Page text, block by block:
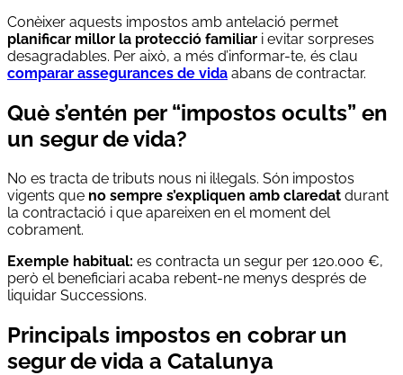
Conèixer aquests impostos amb antelació permet
planificar millor la protecció familiar i evitar sorpreses
desagradables. Per això, a més d’informar-te, és clau
comparar assegurances de vida abans de contractar.
Què s’entén per “impostos ocults” en
un segur de vida?
No es tracta de tributs nous ni il·legals. Són impostos
vigents que no sempre s’expliquen amb claredat durant
la contractació i que apareixen en el moment del
cobrament.
Exemple habitual: es contracta un segur per 120.000 €,
però el beneficiari acaba rebent-ne menys després de
liquidar Successions.
Principals impostos en cobrar un
segur de vida a Catalunya